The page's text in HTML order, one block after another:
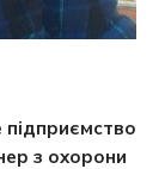
з охорони